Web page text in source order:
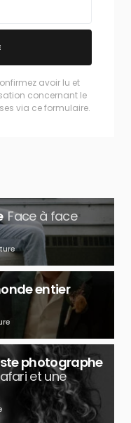
avoir lu et
concernant le
via ce formulaire.
Face à face
entier
photographe
et une